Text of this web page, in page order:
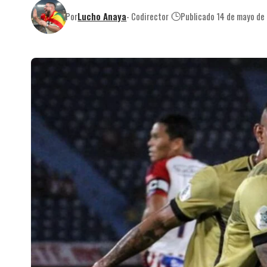
PorLucho Anaya- Codirector Publicado 14 de mayo